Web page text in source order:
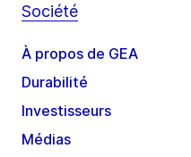
Société
À propos de GEA
Durabilité
Investisseurs
Médias